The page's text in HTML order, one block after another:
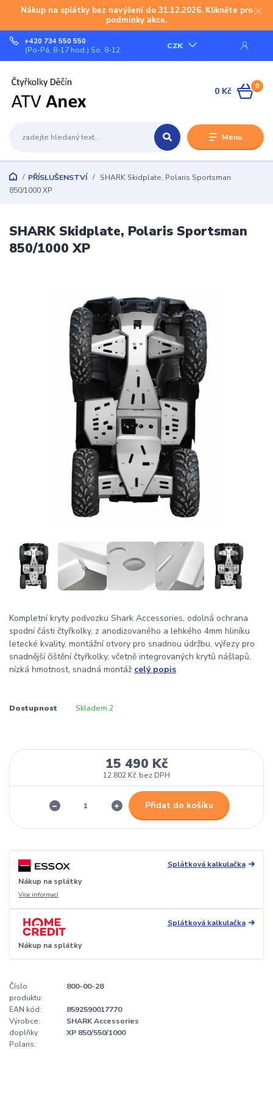
Nákup na splátky bez navýšení do 31.12.2026. Klikněte pro
podmínky akce.
Menu
CZK
+420 734 550 550
(Po-Pá, 8-17 hod.) So, 8-12
0
0 Kč
PŘÍSLUŠENSTVÍ
SHARK Skidplate, Polaris Sportsman
850/1000 XP
SHARK Skidplate, Polaris Sportsman
850/1000 XP
Kompletní kryty podvozku Shark Accessories, odolná ochrana
spodní části čtyřkolky, z anodizovaného a lehkého 4mm hliníku
letecké kvality, montážní otvory pro snadnou údržbu, výřezy pro
snadnější čištění čtyřkolky, včetně integrovaných krytů nášlapů,
nízká hmotnost, snadná montáž celý popis
Dostupnost Skladem 2
15 490 Kč
12 802 Kč bez DPH
Přidat do košíku
Splátková kalkulačka
Nákup na splátky
Více informací
Splátková kalkulačka
Nákup na splátky
Číslo
produktu:
800-00-28
EAN kód:
8592590017770
Výrobce:
SHARK Accessories
doplňky
Polaris:
XP 850/550/1000